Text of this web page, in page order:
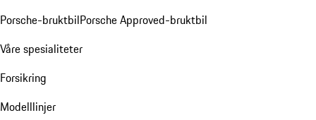
Porsche-bruktbilPorsche Approved-bruktbil
Våre spesialiteter
Forsikring
Modelllinjer